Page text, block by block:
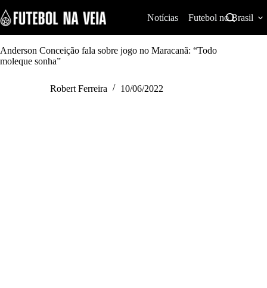
k
i
p
o
Notícias Futebol no Brasil
Anderson Conceição fala sobre jogo no Maracanã: “Todo
moleque sonha”
Robert Ferreira 10/06/2022